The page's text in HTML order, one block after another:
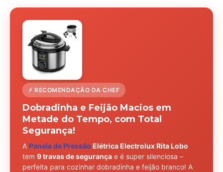
⚡ RECOMENDAÇÃO DA CHEF
Dobradinha e Feijão Macios em
Metade do Tempo, com Total
Segurança!
A Panela de Pressão Elétrica Electrolux Rita Lobo
tem 9 travas de segurança e é super silenciosa –
perfeita para cozinhar dobradinha e feijão branco! A